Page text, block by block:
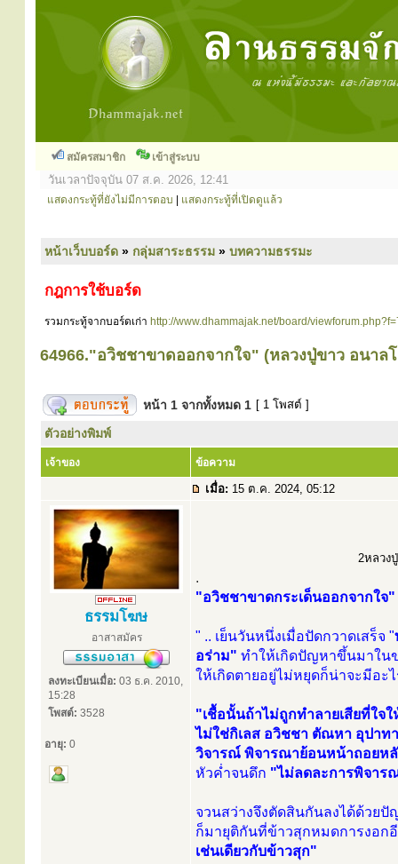
สมัครสมาชิก เข้าสู่ระบบ
วันเวลาปัจจุบัน 07 ส.ค. 2026, 12:41
แสดงกระทู้ที่ยังไม่มีการตอบ แสดงกระทู้ที่เปิดดูแล้ว
หน้าเว็บบอร์ด » กลุ่มสาระธรรม » บทความธรรมะ
กฎการใช้บอร์ด
รวมกระทู้จากบอร์ดเก่า http://www.dhammajak.net/board/
64966."อวิชชาขาดออกจากใจ" (หลวงปู่ขาว อนาล
หน้า 1 จากทั้งหมด 1 [ 1 โพสต์ ]
ตัวอย่างพิมพ์
เจ้าของ ข้อความ
เมื่อ: 15 ต.ค. 2024, 05:12
ธรรมโฆษ
อาสาสมัคร
ลงทะเบียนเมื่อ: 03 ธ.ค. 2010,
15:28
โพสต์: 3528
อายุ: 0
2หลวง
.
"อวิชชาขาดกระเด็นออกจากใจ"
" .. เย็นวันหนึ่งเมื่อปัดกวาดเสร็จ "
อร่าม" ทำให้เกิดปัญหาขึ้นมาใ
ให้เกิดตายอยู่ไม่หยุดก็น่าจะมีอะ
"เชื้อนั้นถ้าไม่ถูกทำลายเสียที่ใจ
ไม่ใช่กิเลส อวิชชา ตัณหา อุปาท
วิจารณ์ พิจารณาย้อนหน้าถอยห
หัวค่ำจนดึก "ไม่ลดละการพิจาร
จวนสว่างจึงตัดสินกันลงได้ด้วย
ก็มายุติกันที่ข้าวสุกหมดการงอก
เช่นเดียวกับข้าวสุก"